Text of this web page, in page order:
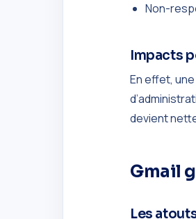
Non-
Impacts
En effet,
devient
Gmail
Les